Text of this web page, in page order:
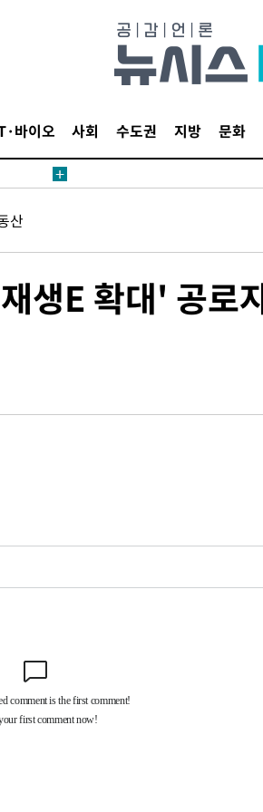
바이오 사회 수도권 지방 문화
서 두차
후
산
생E 확대' 공로